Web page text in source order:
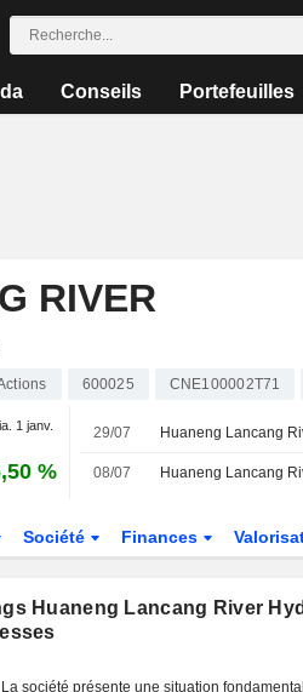
Conseils Portefeuilles
RIVER
600025 CNE100002T71
1 janv.
%
29/07
08/07
Société Finances
Huaneng Lancang River
La société présente une situation